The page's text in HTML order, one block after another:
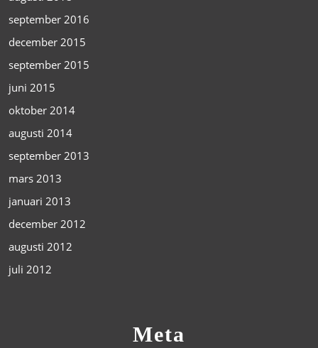
september 2016
december 2015
september 2015
juni 2015
oktober 2014
augusti 2014
september 2013
mars 2013
januari 2013
december 2012
augusti 2012
juli 2012
Meta